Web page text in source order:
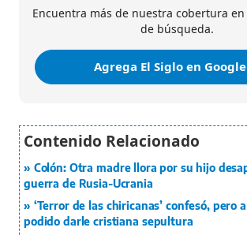
Encuentra más de nuestra cobertura
de búsqueda.
Agrega El Siglo en
Colón: Otra madre llora por su hijo
guerra de Rusia-Ucrania
‘Terror de las chiricanas’ confesó, pero
podido darle cristiana sepultura